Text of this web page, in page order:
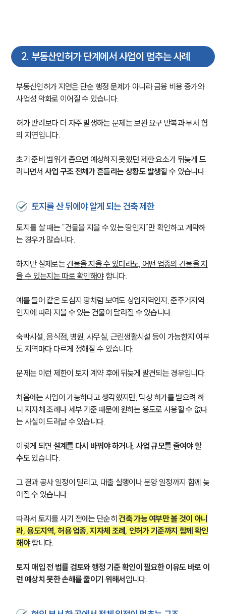
2. 부동산인허가 단계에서 사업이 멈추는 사례
부동산인허가 지연은 단순 행정 문제가 아니라 금융 비용 증가와
사업성 악화로 이어질 수 있습니다.
허가 반려보다 더 자주 발생하는 문제는 보완 요구 반복과 부서 협
의 지연입니다.
초기 준비 범위가 좁으면 예상하지 못했던 제한 요소가 뒤늦게 드
러나면서 사업 구조 전체가 흔들리는 상황도 발생할 수 있습니다.
토지를 산 뒤에야 알게 되는 건축 제한
토지를 살 때는 “건물을 지을 수 있는 땅인지”만 확인하고 계약하
는 경우가 많습니다.
하지만 실제로는 건물을 지을 수 있더라도, 어떤 업종의 건물을 지
을 수 있는지는 따로 확인해야 합니다.
예를 들어 같은 도심지 땅처럼 보여도 상업지역인지, 준주거지역
인지에 따라 지을 수 있는 건물이 달라질 수 있습니다.
숙박시설, 음식점, 병원, 사무실, 근린생활시설 등이 가능한지 여부
도 지역마다 다르게 정해질 수 있습니다.
문제는 이런 제한이 토지 계약 후에 뒤늦게 발견되는 경우입니다.
처음에는 사업이 가능하다고 생각했지만, 막상 허가를 받으려 하
니 지자체 조례나 세부 기준 때문에 원하는 용도로 사용할 수 없다
는 사실이 드러날 수 있습니다.
이렇게 되면 설계를 다시 바꿔야 하거나, 사업 규모를 줄여야 할
수도 있습니다.
그 결과 공사 일정이 밀리고, 대출 실행이나 분양 일정까지 함께 늦
어질 수 있습니다.
따라서 토지를 사기 전에는 단순히 건축 가능 여부만 볼 것이 아니
라, 용도지역, 허용 업종, 지자체 조례, 인허가 기준까지 함께 확인
해야 합니다.
토지 매입 전 법률 검토와 행정 기준 확인이 필요한 이유도 바로 이
런 예상치 못한 손해를 줄이기 위해서입니다.